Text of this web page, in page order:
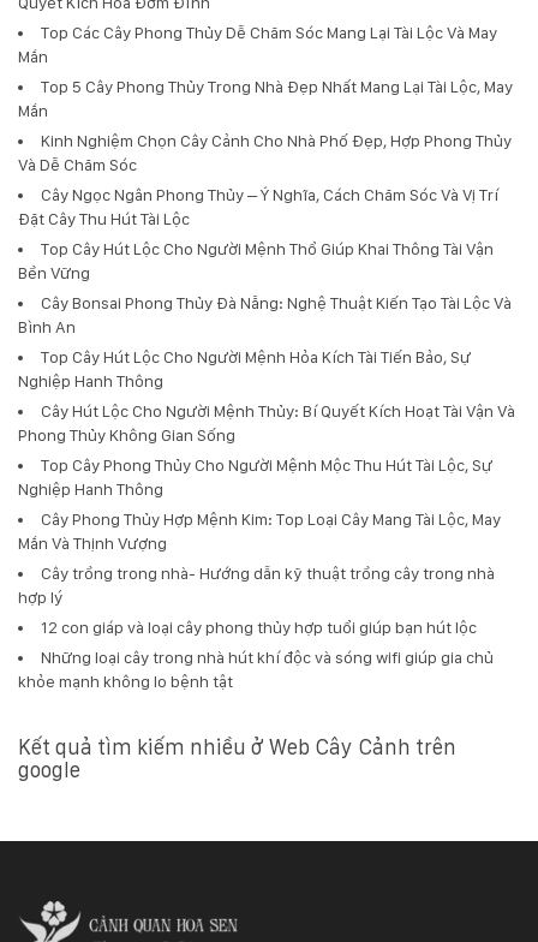
Top Các Cây Phong Thủy Dễ Chăm Sóc Mang Lại Tài Lộc Và May
Mắn
Top 5 Cây Phong Thủy Trong Nhà Đẹp Nhất Mang Lại Tài Lộc, May
Mắn
Kinh Nghiệm Chọn Cây Cảnh Cho Nhà Phố Đẹp, Hợp Phong Thủy
Và Dễ Chăm Sóc
Cây Ngọc Ngân Phong Thủy – Ý Nghĩa, Cách Chăm Sóc Và Vị Trí
Đặt Cây Thu Hút Tài Lộc
Top Cây Hút Lộc Cho Người Mệnh Thổ Giúp Khai Thông Tài Vận
Bền Vững
Cây Bonsai Phong Thủy Đà Nẵng: Nghệ Thuật Kiến Tạo Tài Lộc Và
Bình An
Top Cây Hút Lộc Cho Người Mệnh Hỏa Kích Tài Tiến Bảo, Sự
Nghiệp Hanh Thông
Cây Hút Lộc Cho Người Mệnh Thủy: Bí Quyết Kích Hoạt Tài Vận Và
Phong Thủy Không Gian Sống
Top Cây Phong Thủy Cho Người Mệnh Mộc Thu Hút Tài Lộc, Sự
Nghiệp Hanh Thông
Cây Phong Thủy Hợp Mệnh Kim: Top Loại Cây Mang Tài Lộc, May
Mắn Và Thịnh Vượng
Cây trồng trong nhà- Hướng dẫn kỹ thuật trồng cây trong nhà
hợp lý
12 con giáp và loại cây phong thủy hợp tuổi giúp bạn hút lộc
Những loại cây trong nhà hút khí độc và sóng wifi giúp gia chủ
khỏe mạnh không lo bệnh tật
Kết quả tìm kiếm nhiều ở Web Cây Cảnh trên
google